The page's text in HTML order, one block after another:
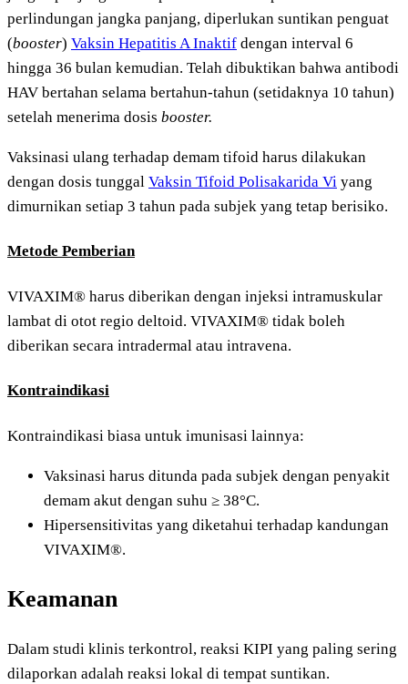
perlindungan jangka panjang, diperlukan suntikan penguat
(booster) Vaksin Hepatitis A Inaktif dengan interval 6
hingga 36 bulan kemudian. Telah dibuktikan bahwa antibodi
HAV bertahan selama bertahun-tahun (setidaknya 10 tahun)
setelah menerima dosis booster.
Vaksinasi ulang terhadap demam tifoid harus dilakukan
dengan dosis tunggal Vaksin Tifoid Polisakarida Vi yang
dimurnikan setiap 3 tahun pada subjek yang tetap berisiko.
Metode Pemberian
VIVAXIM® harus diberikan dengan injeksi intramuskular
lambat di otot regio deltoid. VIVAXIM® tidak boleh
diberikan secara intradermal atau intravena.
Kontraindikasi
Kontraindikasi biasa untuk imunisasi lainnya:
Vaksinasi harus ditunda pada subjek dengan penyakit
demam akut dengan suhu ≥ 38°C.
Hipersensitivitas yang diketahui terhadap kandungan
VIVAXIM®.
Keamanan
Dalam studi klinis terkontrol, reaksi KIPI yang paling sering
dilaporkan adalah reaksi lokal di tempat suntikan.